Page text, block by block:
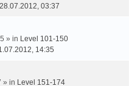
28.07.2012, 03:37
» in Level 101-150
14:35
» in Level 151-174